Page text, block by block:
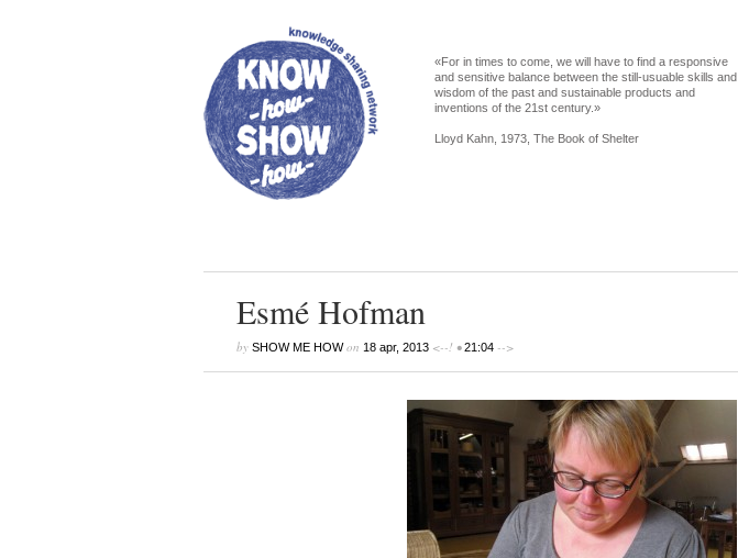
«For in times to come, we will have to find a responsive
and sensitive balance between the still-usuable skills and
wisdom of the past and sustainable products and
inventions of the 21st century.»
Lloyd Kahn, 1973, The Book of Shelter
Esmé Hofman
by SHOW ME HOWon 18 apr, 2013<--! •21:04-->